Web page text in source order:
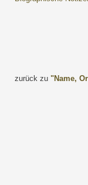
zurück zu"Name,